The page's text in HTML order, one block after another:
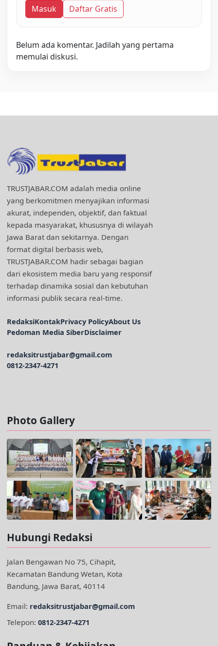
Masuk
Daftar Gratis
Belum ada komentar. Jadilah yang pertama
memulai diskusi.
TRUSTJABAR.COM adalah media online
yang berkomitmen menyajikan informasi
akurat, independen, objektif, dan faktual
kepada masyarakat, khususnya di wilayah
Jawa Barat dan sekitarnya. Dengan
format digital berbasis web,
TRUSTJABAR.COM hadir sebagai bagian
dari ekosistem media baru yang responsif
terhadap dinamika sosial dan kebutuhan
informasi publik secara real-time.
RedaksiKontakPrivacy PolicyAbout Us
Pedoman Media SiberDisclaimer
redaksitrustjabar@gmail.com
0812-2347-4271
Photo Gallery
Hubungi Redaksi
Jalan Bengawan No 75, Cihapit,
Kecamatan Bandung Wetan, Kota
Bandung, Jawa Barat, 40114
Email: redaksitrustjabar@gmail.com
Telepon: 0812-2347-4271